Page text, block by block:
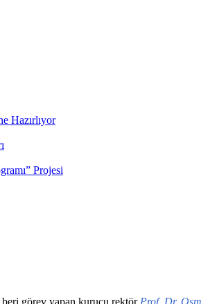
Hazırlıyor
Projesi
görev yapan kurucu rektör Prof. Dr.